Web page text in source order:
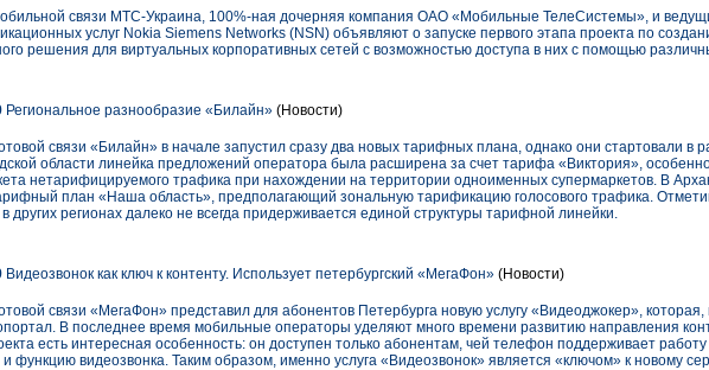
связи МТС-Украина, 100%-ная дочерняя компания ОАО «Мобильные ТелеСистемы», и
услуг Nokia Siemens Networks (NSN) объявляют о запуске первого этапа проекта по
решения для виртуальных корпоративных сетей с возможностью доступа в них с помощью
Региональное разнообразие «Билайн» (Новости)
связи «Билайн» в начале запустил сразу два новых тарифных плана, однако они стартовали в
области линейка предложений оператора была расширена за счет тарифа «Виктория»,
нетарифицируемого трафика при нахождении на территории одноименных супермаркетов. В
план «Наша область», предполагающий зональную тарификацию голосового трафика.
других регионах далеко не всегда придерживается единой структуры тарифной линейки.
Видеозвонок как ключ к контенту. Использует петербургский «МегаФон» (Новости)
связи «МегаФон» представил для абонентов Петербурга новую услугу «Видеоджокер», которая,
В последнее время мобильные операторы уделяют много времени развитию направления
есть интересная особенность: он доступен только абонентам, чей телефон поддерживает работу
функцию видеозвонка. Таким образом, именно услуга «Видеозвонок» является «ключом» к новому